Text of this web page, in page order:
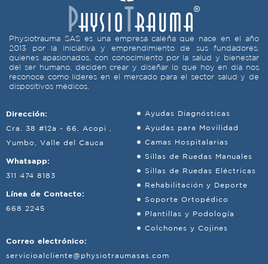
Physiotrauma SAS es una empresa caleña que nace en el año
2013 por la iniciativa y emprendimiento de sus fundadores,
quienes apasionados, con conocimiento por la salud y bienestar
del ser humano, deciden crear y diseñar lo que hoy en día nos
reconoce como líderes en el mercado para el sector salud y de
dispositivos médicos.
Dirección:
Cra. 38 #12a - 66, Acopi ,
Yumbo, Valle del Cauca
Whatsapp:
311 474 8183
Línea de Contacto:
668 2245
Correo electrónico:
servicioalcliente@physiotraumasas.com
Ayudas Diagnósticas
Ayudas para Movilidad
Camas Hospitalarias
Sillas de Ruedas Manuales
Sillas de Ruedas Eléctricas
Rehabilitación y Deporte
Soporte Ortopédico
Plantillas y Podología
Colchones y Cojines